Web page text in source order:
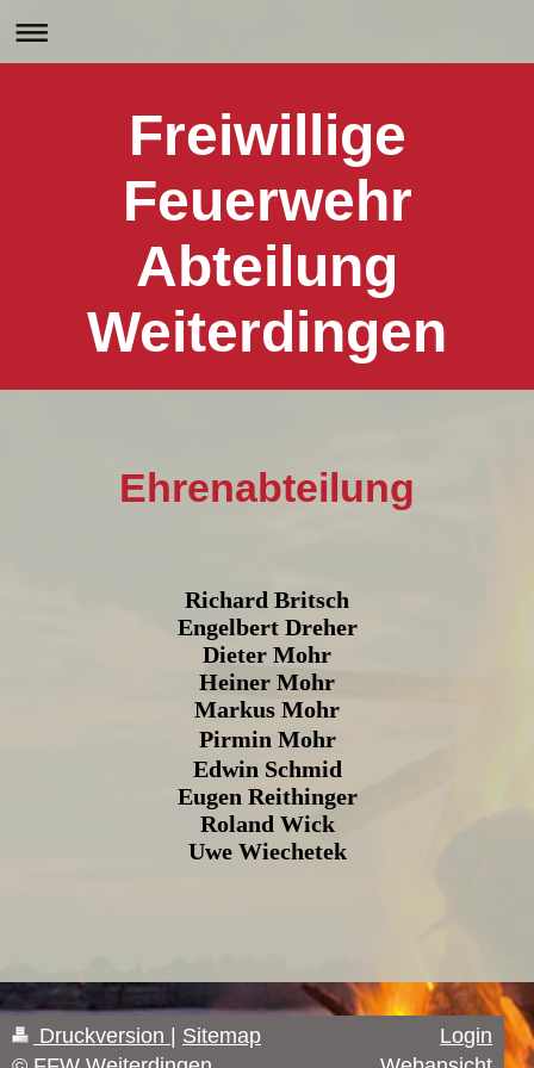
Freiwillige
Feuerwehr
Abteilung
Weiterdingen
Ehrenabteilung
Richard Britsch
Engelbert Dreher
Dieter Mohr
Heiner Mohr
Markus Mohr
Pirmin Mohr
Edwin Schmid
Eugen Reithinger
Roland Wick
Uwe Wiechetek
Druckversion
Sitemap
Login